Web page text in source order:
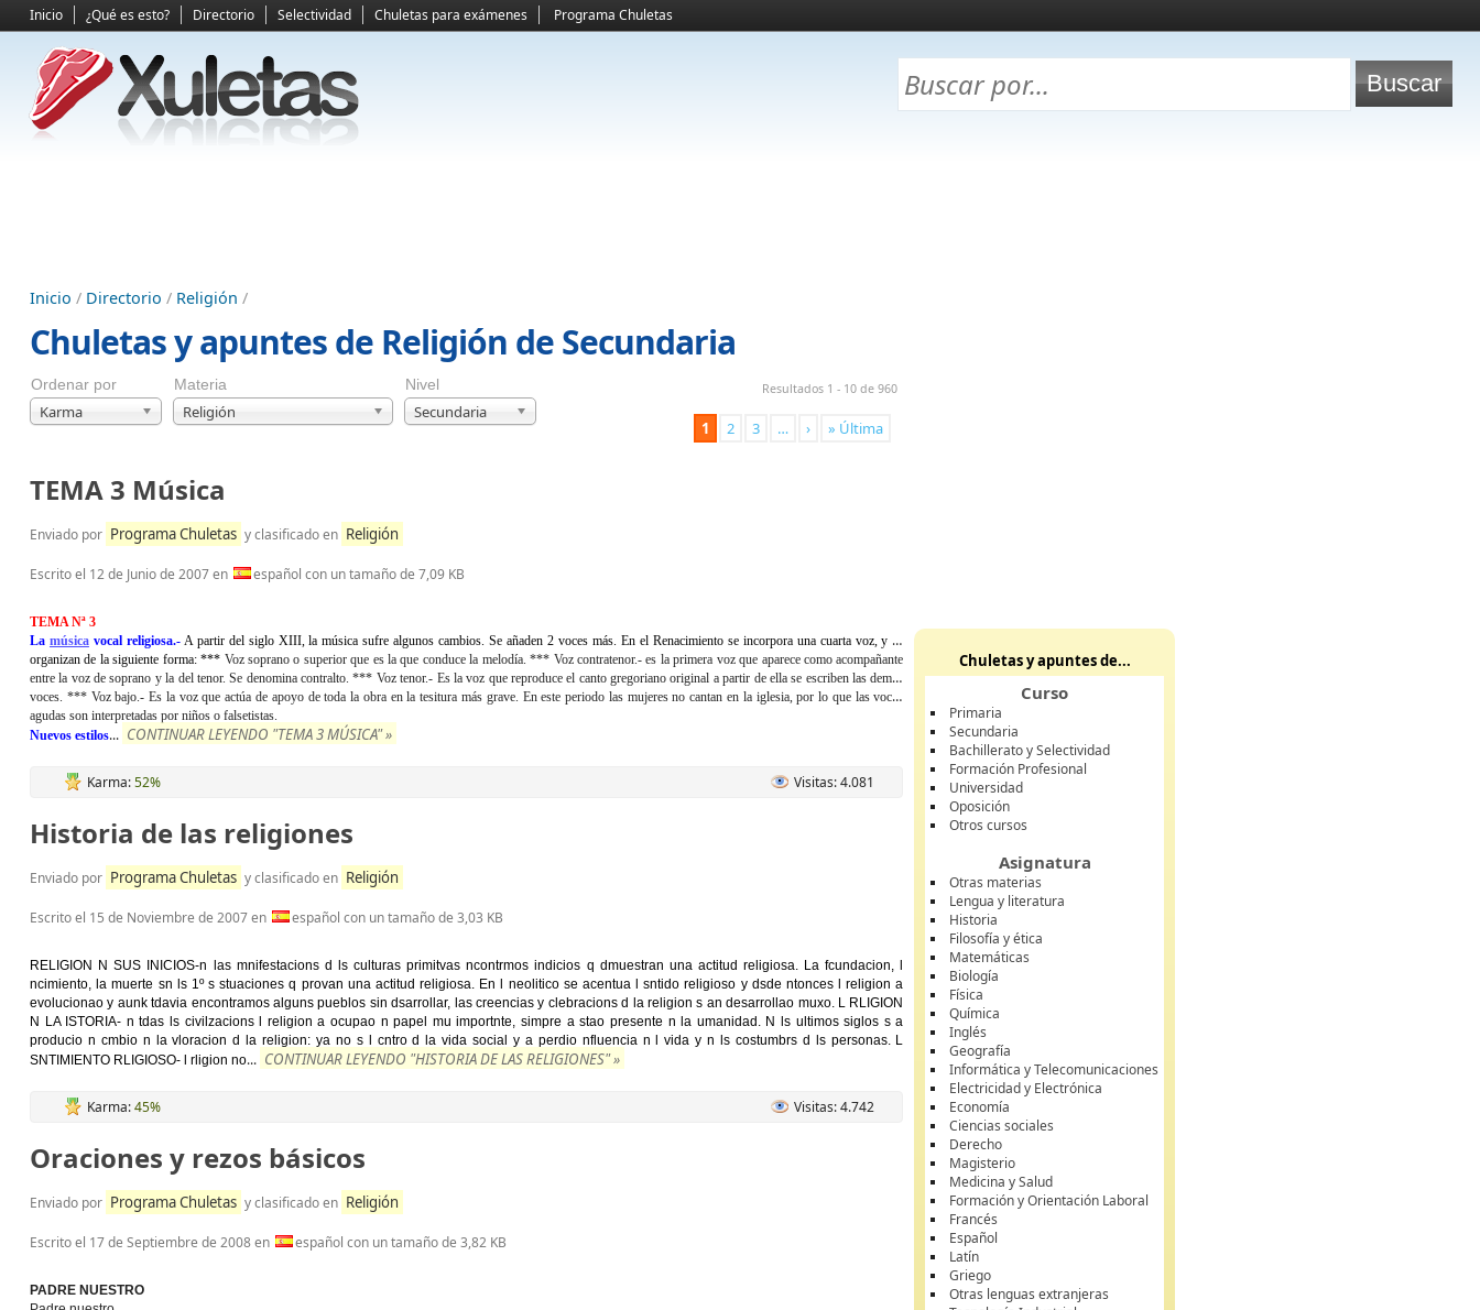
Inicio ¿Qué es esto? Directorio Selectividad Chuletas para exámenes Programa Chuletas
Inicio / Directorio / Religión /
Chuletas y apuntes de Religión de Secundaria
Ordenar por
Karma
Materia
Religión
Nivel
Secundaria
Resultados 1 - 10 de 960
1 2 3 … › » Última
TEMA 3 Música
Enviado por Programa Chuletas y clasificado en Religión
Escrito el 12 de Junio de 2007en español con un tamaño de 7,09 KB
TEMA Nª 3
La músicavocal religiosa.-A partir del siglo XIII, la música sufre algunos cambios. Se añaden 2 voces más. En el Renacimiento se incorpora una cuarta voz, y se
organizan de la siguiente forma: *** Voz soprano o superiorque es la que conduce la melodía. *** Voz contratenor.- es la primera voz que aparece como acompañante
entre la voz de soprano y la del tenor. Se denomina contralto. *** Voz tenor.- Es la voz que reproduce el canto gregoriano original a partir de ella se escriben las demás
voces. *** Voz bajo.- Es la voz que actúa de apoyo de toda la obra en la tesitura más grave. En este periodo las mujeres no cantan en la iglesia, por lo que las voces
agudas son interpretadas por niños o falsetistas.
Nuevos estilos... CONTINUAR LEYENDO "TEMA 3 MÚSICA" »
Karma:52% Visitas: 4.081
Historia de las religiones
Enviado por Programa Chuletas y clasificado en Religión
Escrito el 15 de Noviembre de 2007en español con un tamaño de 3,03 KB
RELIGION N SUS INICIOS-n las mnifestacions d ls culturas primitvas ncontrmos indicios q dmuestran una actitud religiosa. La fcundacion, l
ncimiento, la muerte sn ls 1º s stuaciones q provan una actitud religiosa. En l neolitico se acentua l sntido religioso y dsde ntonces l religion a
evolucionao y aunk tdavia encontramos alguns pueblos sin dsarrollar, las creencias y clebracions d la religion s an desarrollao muxo. L RLIGION
N LA ISTORIA- n tdas ls civilzacions l religion a ocupao n papel mu importnte, simpre a stao presente n la umanidad. N ls ultimos siglos s a
producio n cmbio n la vloracion d la religion: ya no s l cntro d la vida social y a perdio nfluencia n l vida y n ls costumbrs d ls personas. L
SNTIMIENTO RLIGIOSO- l rligion no... CONTINUAR LEYENDO "HISTORIA DE LAS RELIGIONES" »
Karma:45% Visitas: 4.742
Oraciones y rezos básicos
Enviado por Programa Chuletas y clasificado en Religión
Escrito el 17 de Septiembre de 2008en español con un tamaño de 3,82 KB
PADRE NUESTRO
Chuletas y apuntes de...
Curso
Primaria
Secundaria
Bachillerato y Selectividad
Formación Profesional
Universidad
Oposición
Otros cursos
Asignatura
Otras materias
Lengua y literatura
Historia
Filosofía y ética
Matemáticas
Biología
Física
Química
Inglés
Geografía
Informática y Telecomunicaciones
Electricidad y Electrónica
Economía
Ciencias sociales
Derecho
Magisterio
Medicina y Salud
Formación y Orientación Laboral
Francés
Español
Latín
Griego
Otras lenguas extranjeras